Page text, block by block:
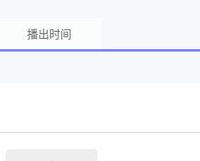
播出时间